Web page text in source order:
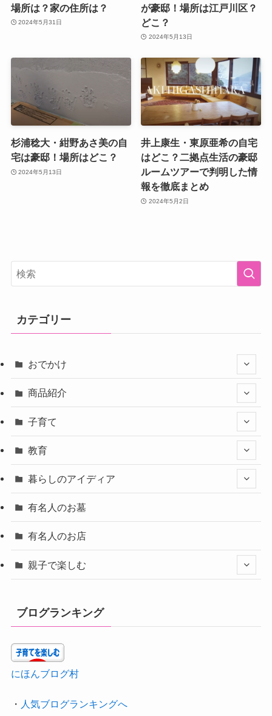
場所は？家の住所は？
2024年5月31日
が豪邸！場所は江戸川区？
どこ？
2024年5月13日
杉浦稔大・紺野あさ美の自
宅は豪邸！場所はどこ？
2024年5月13日
井上康生・東原亜希の自宅
はどこ？二拠点生活の豪邸
ルームツアーで判明した情
報を徹底まとめ
2024年5月2日
カテゴリー
おでかけ
商品紹介
子育て
教育
暮らしのアイディア
有名人のお墓
有名人のお店
親子で楽しむ
ブログランキング
にほんブログ村
・ 人気ブログランキングへ